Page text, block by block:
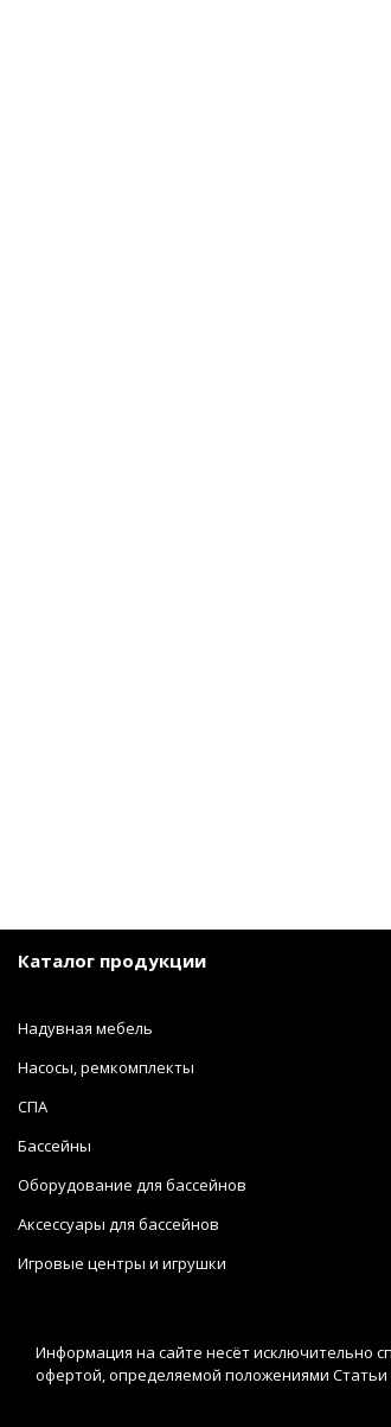
Каталог продукции
Надувная мебель
Насосы, ремкомплекты
СПА
Бассейны
Оборудование для бассейнов
Аксессуары для бассейнов
Игровые центры и игрушки
Информация на сайте несёт исключительно
офертой, определяемой положениями Статьи